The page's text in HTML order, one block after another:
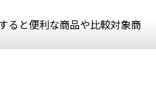
ると便利な商品や比較対象商